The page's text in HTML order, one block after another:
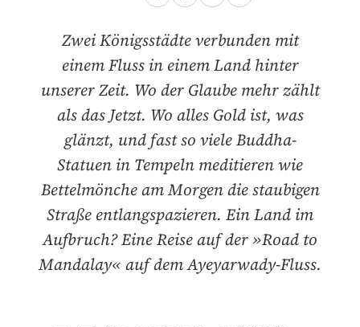
Zwei Königsstädte verbunden mit
einem Fluss in einem Land hinter
unserer Zeit. Wo der Glaube mehr zählt
als das Jetzt. Wo alles Gold ist, was
glänzt, und fast so viele Buddha-
Statuen in Tempeln meditieren wie
Bettelmönche am Morgen die staubigen
Straße entlangspazieren. Ein Land im
Aufbruch? Eine Reise auf der »Road to
Mandalay« auf dem Ayeyarwady-Fluss.